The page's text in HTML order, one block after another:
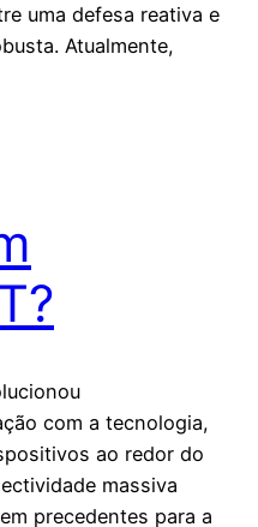
uma defesa reativa e
Atualmente,
com a tecnologia,
ao redor do
massiva
precedentes para a